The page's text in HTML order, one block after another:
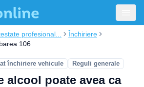
profesional...
Închiriere
106
închiriere vehicule Reguli generale
alcool poate avea ca